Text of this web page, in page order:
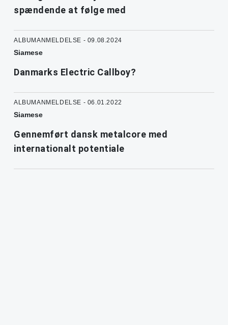
spændende at følge med
ALBUMANMELDELSE - 09.08.2024
Siamese
Danmarks Electric Callboy?
ALBUMANMELDELSE - 06.01.2022
Siamese
Gennemført dansk metalcore med
internationalt potentiale